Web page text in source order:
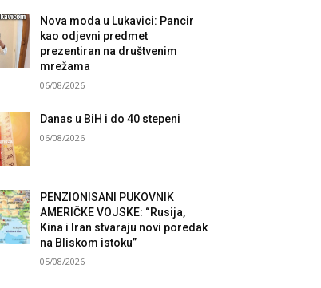
Nova moda u Lukavici: Pancir
kao odjevni predmet
prezentiran na društvenim
mrežama
06/08/2026
Danas u BiH i do 40 stepeni
06/08/2026
PENZIONISANI PUKOVNIK
AMERIČKE VOJSKE: “Rusija,
Kina i Iran stvaraju novi poredak
na Bliskom istoku”
05/08/2026